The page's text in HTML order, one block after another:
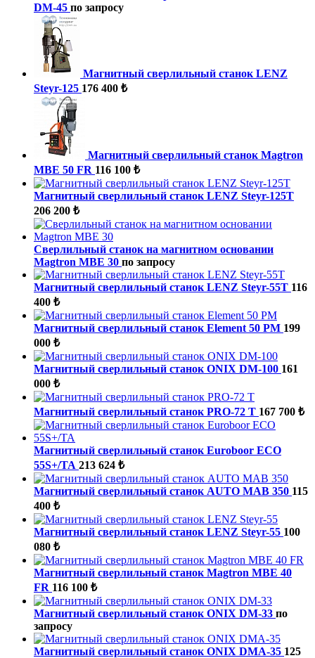
DM-45 по запросу
Магнитный сверлильный станок LENZ
Steyr-125 176 400 ₺
Магнитный сверлильный станок Magtron
MBE 50 FR 116 100 ₺
Магнитный сверлильный станок LENZ Steyr-125T
206 200 ₺
Сверлильный станок на магнитном основании
Magtron MBE 30 по запросу
Магнитный сверлильный станок LENZ Steyr-55T 116
400 ₺
Магнитный сверлильный станок Element 50 PM 199
000 ₺
Магнитный сверлильный станок ONIX DM-100 161
000 ₺
Магнитный сверлильный станок PRO-72 T 167 700 ₺
Магнитный сверлильный станок Euroboor ECO
55S+/TA 213 624 ₺
Магнитный сверлильный станок AUTO MAB 350 115
400 ₺
Магнитный сверлильный станок LENZ Steyr-55 100
080 ₺
Магнитный сверлильный станок Magtron MBE 40
FR 116 100 ₺
Магнитный сверлильный станок ONIX DM-33 по
запросу
Магнитный сверлильный станок ONIX DMA-35 125